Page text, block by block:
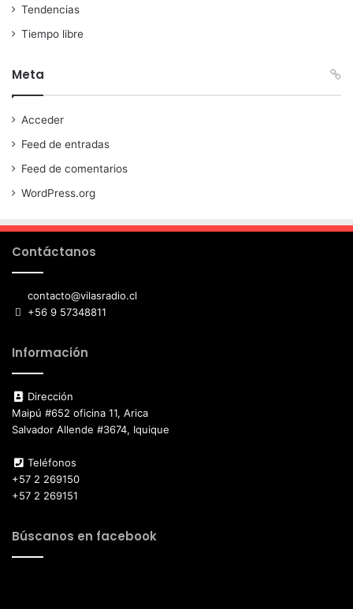
Tendencias
Tiempo libre
Meta
Acceder
Feed de entradas
Feed de comentarios
WordPress.org
Contáctanos
contacto@vilasradio.cl
+56 9 57348811
Información
Dirección
Maipú #652 oficina 11, Arica
Salvador Allende #3674, Iquique
Teléfonos
+57 2 269150
+57 2 269151
Búscanos en facebook